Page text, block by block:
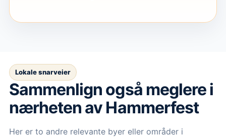
Lokale snarveier
Sammenlign også meglere i
nærheten av Hammerfest
Her er to andre relevante byer eller områder i